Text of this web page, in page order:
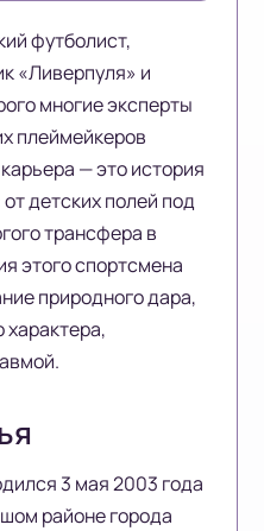
футболист,
«Ливерпуля» и
многие эксперты
плеймейкеров
— это история
детских полей под
трансфера в
этого спортсмена
природного дара,
3 мая 2003 года
районе города